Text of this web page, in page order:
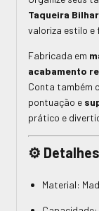
Taqueira
valoriza estilo e
Fabricada em
acabamento
Conta também
pontuação e
prático e
⚙️
Material: